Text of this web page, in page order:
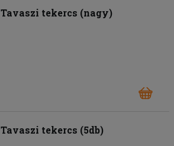
Tavaszi tekercs (nagy)
Tavaszi tekercs (5db)